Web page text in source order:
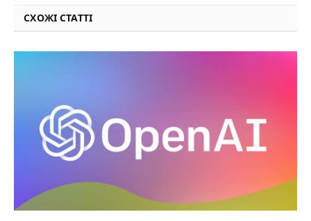
СХОЖІ СТАТТІ